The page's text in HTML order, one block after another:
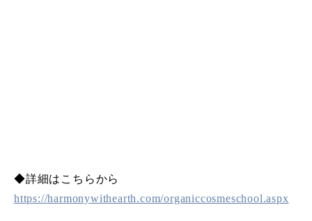
◆詳細はこちらから
https://harmonywithearth.com/organiccosmeschool.aspx